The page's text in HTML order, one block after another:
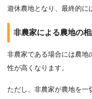
遊休農地となり、最終的に
非農家による農地の
非農家である場合には農地
性が高くなります。
ただし、非農家が農地を一